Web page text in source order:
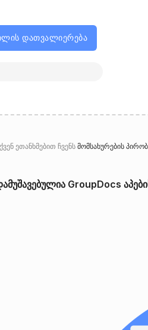
დათვალიერება
ეთანხმებით ჩვენსმომსახურების
GroupDocs